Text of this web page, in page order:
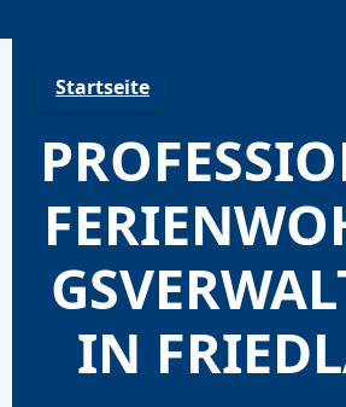
to
Startseite
IN